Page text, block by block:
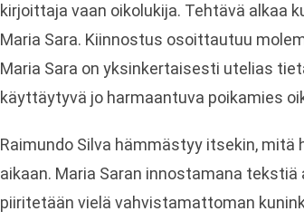
kirjoittaja vaan oikolukija. Tehtävä alkaa
Maria Sara. Kiinnostus osoittautuu
Maria Sara on yksinkertaisesti utelias
käyttäytyvä jo harmaantuva poikamies
Raimundo Silva hämmästyy itsekin, mitä
aikaan. Maria Saran innostamana tekstiä
piiritetään vielä vahvistamattoman